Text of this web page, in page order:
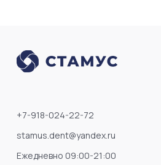
+7-918-024-22-72
stamus.dent@yandex.ru
Ежедневно 09:00-21:00